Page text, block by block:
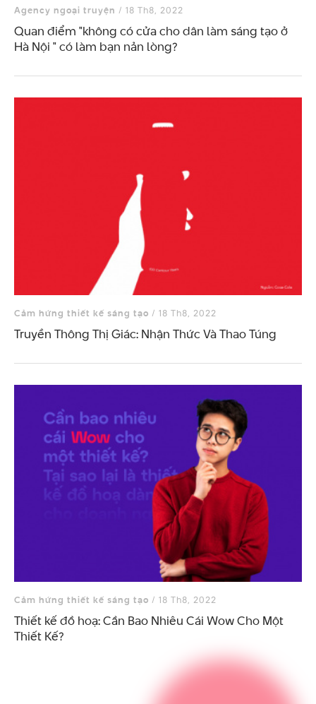
Agency ngoại truyện / 18 Th8, 2022
Quan điểm "không có cửa cho dân làm sáng tạo ở
Hà Nội " có làm bạn nản lòng?
Cảm hứng thiết kế sáng tạo / 18 Th8, 2022
Truyền Thông Thị Giác: Nhận Thức Và Thao Túng
Cảm hứng thiết kế sáng tạo / 18 Th8, 2022
Thiết kế đồ hoạ: Cần Bao Nhiêu Cái Wow Cho Một
Thiết Kế?